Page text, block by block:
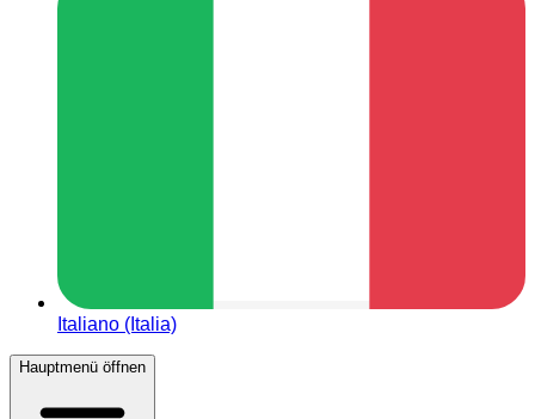
Italiano (Italia)
Hauptmenü öffnen